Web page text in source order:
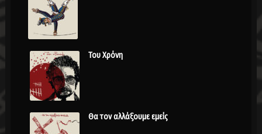
Του Χρόνη
Θα τον αλλάξουμε εμείς